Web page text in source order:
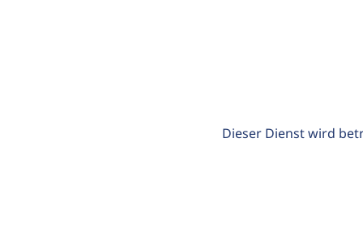
Dieser Dienst wird